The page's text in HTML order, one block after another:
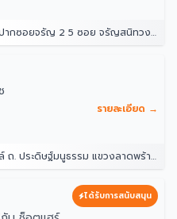
ศ์ 2 แขวงวัดท่าพระ เขตบางกอกใหญ่ กรุงเทพมหานคร 10600 ประเทศไทย
รายละเอียด →
รม แขวงลาดพร้าว ลาดพร้าว กรุงเทพมหานคร 10230
ได้รับการสนับสนุน